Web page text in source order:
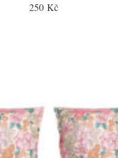
250 Kč